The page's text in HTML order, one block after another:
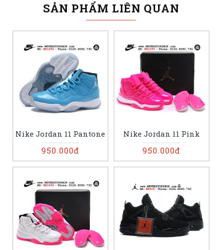
SẢN PHẨM LIÊN QUAN
Nike Jordan 11 Pantone
950.000đ
Nike Jordan 11 Pink
950.000đ